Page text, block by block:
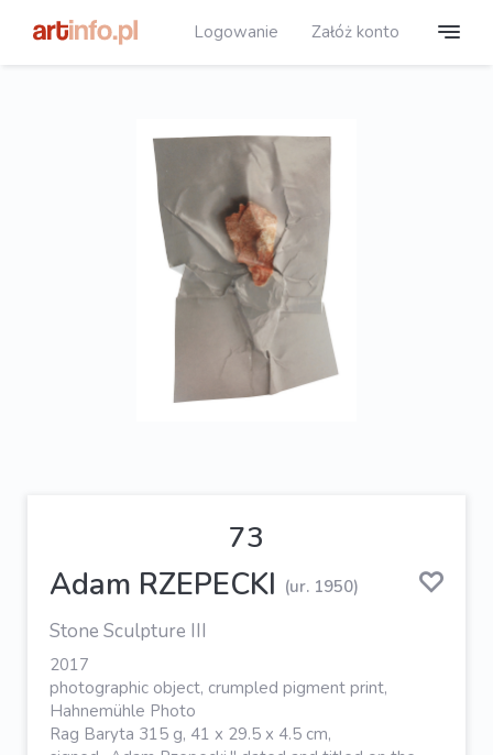
Logowanie Załóż konto
73
Adam RZEPECKI (ur. 1950)
Stone Sculpture III
2017
photographic object, crumpled pigment print,
Hahnemühle Photo
Rag Baryta 315 g, 41 x 29.5 x 4.5 cm,